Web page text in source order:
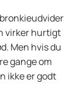
virker hurtigt
Men hvis du
gange om
ikke er godt